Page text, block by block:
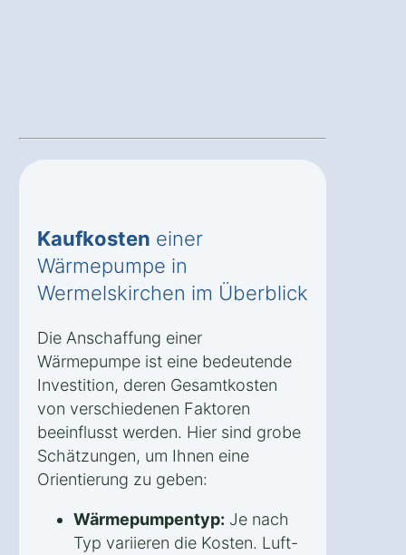
Kaufkosten einer
Wärmepumpe in
Wermelskirchen im Überblick
Die Anschaffung einer
Wärmepumpe ist eine bedeutende
Investition, deren Gesamtkosten
von verschiedenen Faktoren
beeinflusst werden. Hier sind grobe
Schätzungen, um Ihnen eine
Orientierung zu geben:
Wärmepumpentyp: Je nach
Typ variieren die Kosten. Luft-